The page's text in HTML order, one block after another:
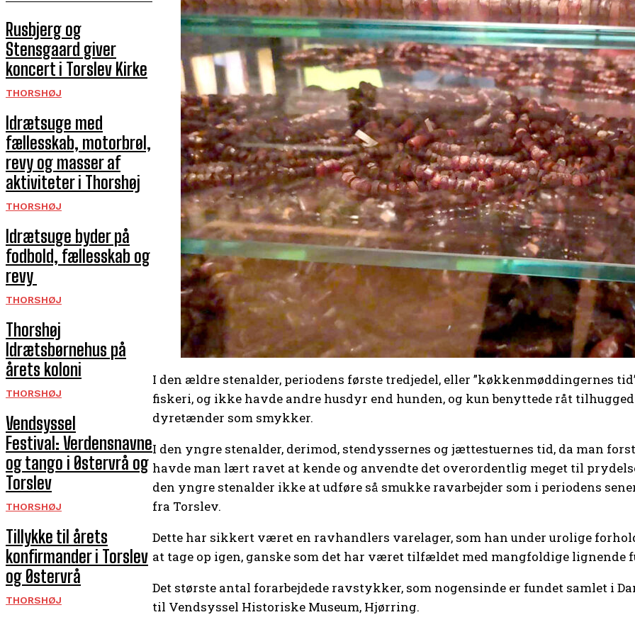
Rusbjerg og
Stensgaard giver
koncert i Torslev Kirke
THORSHØJ
Idrætsuge med
fællesskab, motorbrøl,
revy og masser af
aktiviteter i Thorshøj
THORSHØJ
Idrætsuge byder på
fodbold, fællesskab og
revy
THORSHØJ
Thorshøj
Idrætsbørnehus på
årets koloni
THORSHØJ
Vendsyssel
Festival: Verdensnavne
og tango i Østervrå og
Torslev
THORSHØJ
Tillykke til årets
konfirmander i Torslev
og Østervrå
THORSHØJ
I den ældre stenalder, periodens første tredjedel, eller ”køkkenmøddingernes
fiskeri, og ikke havde andre husdyr end hunden, og kun benyttede råt
dyretænder som smykker.
I den yngre stenalder, derimod, stendyssernes og jættestuernes tid, da man
havde man lært ravet at kende og anvendte det overordentlig meget til
den yngre stenalder ikke at udføre så smukke ravarbejder som i periodens
fra Torslev.
Dette har sikkert været en ravhandlers varelager, som han under urolige
at tage op igen, ganske som det har været tilfældet med mangfoldige
Det største antal forarbejdede ravstykker, som nogensinde er fundet samlet i
til Vendsyssel Historiske Museum, Hjørring.